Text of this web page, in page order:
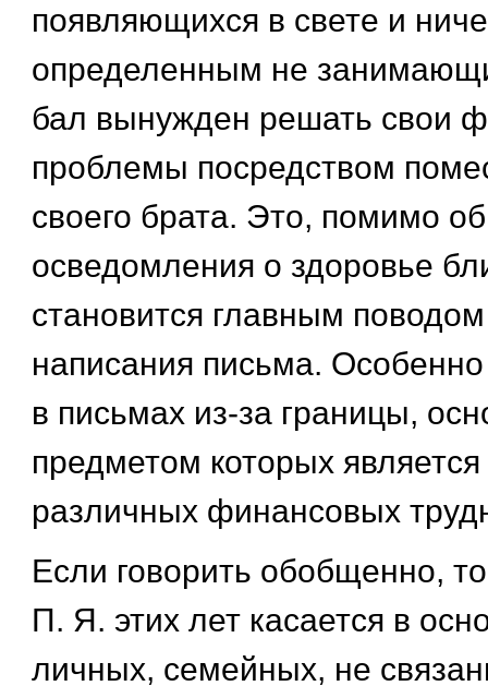
появляющихся в свете и
определенным не
бал вынужден решать свои
проблемы посредством
своего брата. Это, помимо
осведомления о здоровье
становится главным
написания письма.
в письмах из-за границы,
предметом которых
различных финансовых
Если говорить обобщенно,
П. Я. этих лет касается в
личных, семейных, не